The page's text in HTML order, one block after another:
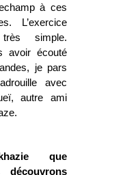
à ces
L’exercice
simple.
avoir écouté
je pars
avec
autre ami
que
découvrons